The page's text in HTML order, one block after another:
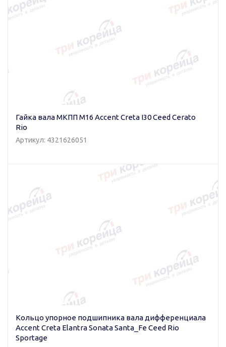
Гайка вала МКПП М16 Accent Creta I30 Ceed Cerato
Rio
Артикул: 4321626051
Кольцо упорное подшипника вала дифференциала
Accent Creta Elantra Sonata Santa_Fe Ceed Rio
Sportage